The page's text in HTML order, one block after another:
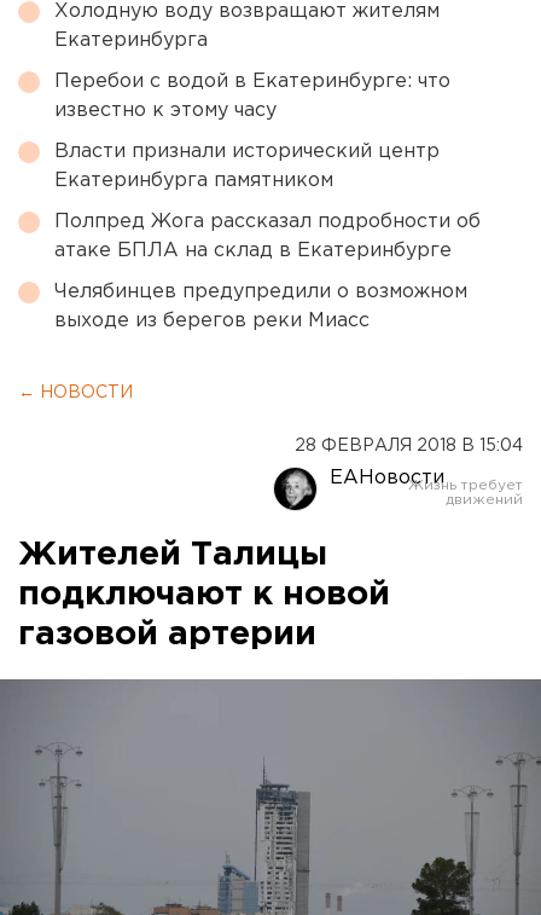
Холодную воду возвращают жителям
Екатеринбурга
Перебои с водой в Екатеринбурге: что
известно к этому часу
Власти признали исторический центр
Екатеринбурга памятником
Полпред Жога рассказал подробности об
атаке БПЛА на склад в Екатеринбурге
Челябинцев предупредили о возможном
выходе из берегов реки Миасс
← НОВОСТИ
28 ФЕВРАЛЯ 2018 В 15:04
ЕАНовости
Жителей Талицы
подключают к новой
газовой артерии